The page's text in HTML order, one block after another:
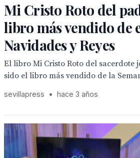
Mi Cristo Roto del
libro más vendido de
Navidades y Reyes
El libro Mi Cristo Roto del sacerdote
sido el libro más vendido de la
sevillapress • hace 3 años